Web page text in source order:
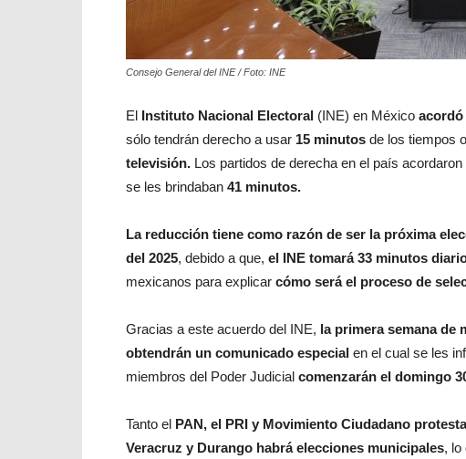
Consejo General del INE / Foto: INE
El Instituto Nacional Electoral (INE) en México acordó
sólo tendrán derecho a usar 15 minutos de los tiempos
televisión. Los partidos de derecha en el país acordaron
se les brindaban 41 minutos.
La reducción tiene como razón de ser la próxima
del 2025, debido a que, el INE tomará 33 minutos
mexicanos para explicar cómo será el proceso de
Gracias a este acuerdo del INE, la primera semana de
obtendrán un comunicado especial en el cual se les
miembros del Poder Judicial comenzarán el domingo
Tanto el PAN, el PRI y Movimiento Ciudadano
Veracruz y Durango habrá elecciones municipales, lo